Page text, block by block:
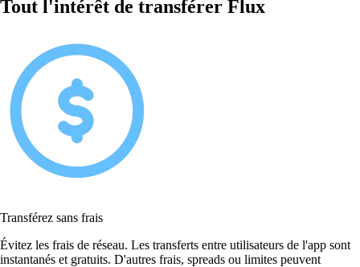
Tout l'intérêt de transférer Flux
Transférez sans frais
Évitez les frais de réseau. Les transferts entre utilisateurs de l'app sont
instantanés et gratuits. D'autres frais, spreads ou limites peuvent